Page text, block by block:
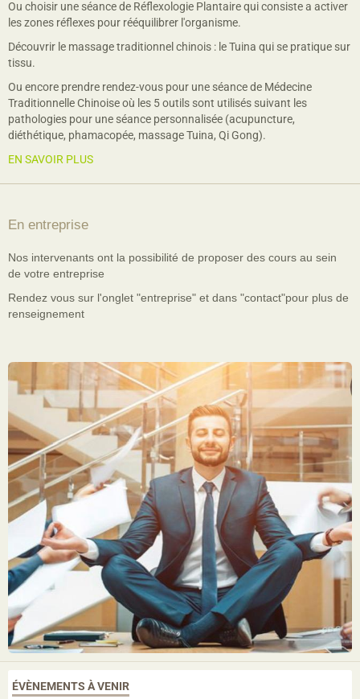
Ou choisir une séance de Réflexologie Plantaire qui consiste a activer
les zones réflexes pour rééquilibrer l'organisme.
Découvrir le massage traditionnel chinois : le Tuina qui se pratique sur
tissu.
Ou encore prendre rendez-vous pour une séance de Médecine
Traditionnelle Chinoise où les 5 outils sont utilisés suivant les
pathologies pour une séance personnalisée (acupuncture,
diéthétique, phamacopée, massage Tuina, Qi Gong).
EN SAVOIR PLUS
En entreprise
Nos intervenants ont la possibilité de proposer des cours au sein
de votre entreprise
Rendez vous sur l'onglet "entreprise" et dans "contact"pour plus de
renseignement
ÉVÈNEMENTS À VENIR